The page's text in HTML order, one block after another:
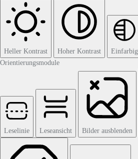
Heller Kontrast Hoher Kontrast
Einfarbig
Orientierungsmodule
Leselinie Leseansicht Bilder ausblenden